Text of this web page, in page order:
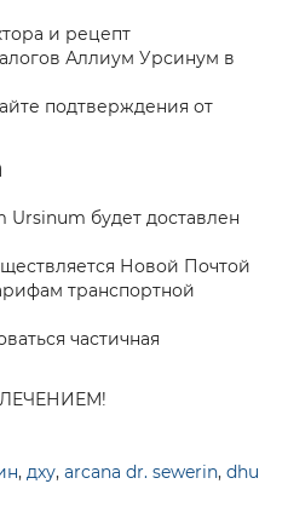
и рецепт
Аллиум Урсинум в
подтверждения от
Ursinum будет доставлен
Новой Почтой
транспортной
частичная
, дху, arcana dr. sewerin, dhu